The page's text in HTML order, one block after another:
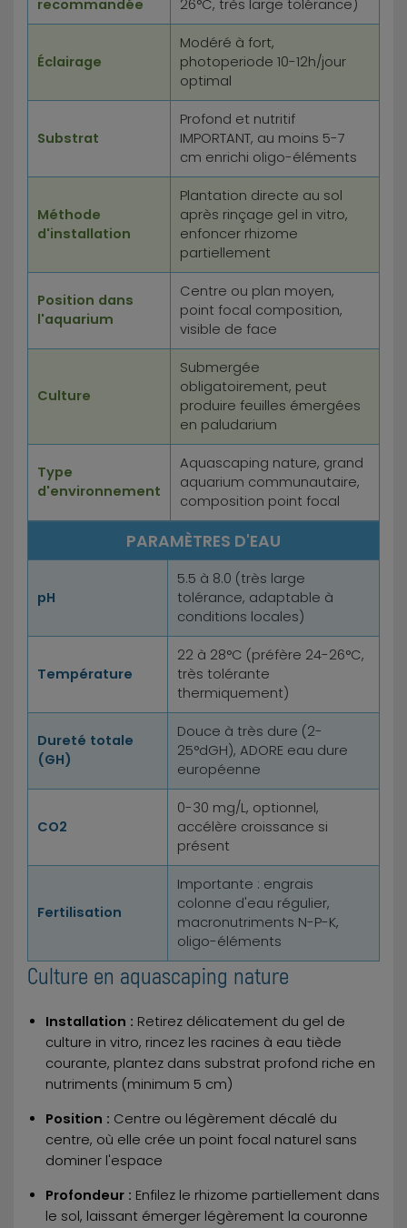
recommandée
26°C, très large tolérance)
Éclairage
Modéré à fort,
photoperiode 10-12h/jour
optimal
Substrat
Profond et nutritif
IMPORTANT, au moins 5-7
cm enrichi oligo-éléments
Méthode
d'installation
Plantation directe au sol
après rinçage gel in vitro,
enfoncer rhizome
partiellement
Position dans
l'aquarium
Centre ou plan moyen,
point focal composition,
visible de face
Culture
Submergée
obligatoirement, peut
produire feuilles émergées
en paludarium
Type
d'environnement
Aquascaping nature, grand
aquarium communautaire,
composition point focal
PARAMÈTRES D'EAU
pH
5.5 à 8.0 (très large
tolérance, adaptable à
conditions locales)
Température
22 à 28°C (préfère 24-26°C,
très tolérante
thermiquement)
Dureté totale
(GH)
Douce à très dure (2-
25°dGH), ADORE eau dure
européenne
CO2
0-30 mg/L, optionnel,
accélère croissance si
présent
Fertilisation
Importante : engrais
colonne d'eau régulier,
macronutriments N-P-K,
oligo-éléments
Culture en aquascaping nature
Installation : Retirez délicatement du gel de
culture in vitro, rincez les racines à eau tiède
courante, plantez dans substrat profond riche en
nutriments (minimum 5 cm)
Position : Centre ou légèrement décalé du
centre, où elle crée un point focal naturel sans
dominer l'espace
Profondeur : Enfilez le rhizome partiellement dans
le sol, laissant émerger légèrement la couronne